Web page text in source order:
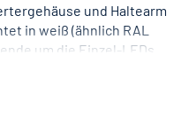
und Haltearm
in weiß (ähnlich RAL
um die Einzel-LEDs